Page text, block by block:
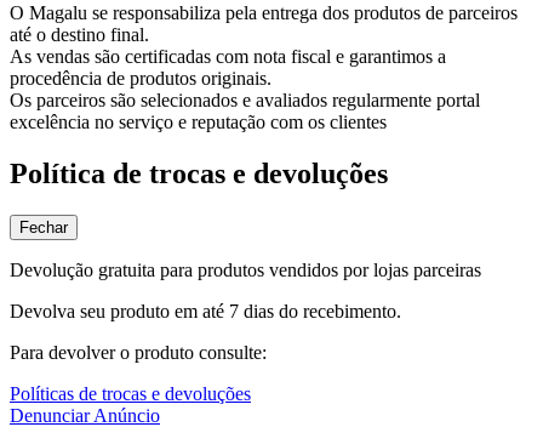
O Magalu se responsabiliza pela entrega dos produtos de parceiros
até o destino final.
As vendas são certificadas com nota fiscal e garantimos a
procedência de produtos originais.
Os parceiros são selecionados e avaliados regularmente portal
excelência no serviço e reputação com os clientes
Política de trocas e devoluções
Fechar
Devolução gratuita para produtos vendidos por lojas parceiras
Devolva seu produto em até 7 dias do recebimento.
Para devolver o produto consulte:
Políticas de trocas e devoluções
Denunciar Anúncio